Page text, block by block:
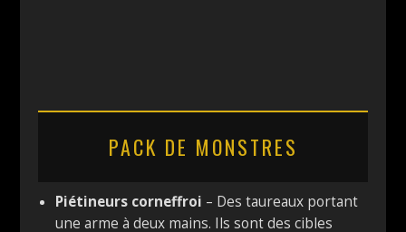
PACK DE MONSTRES
Piétineurs corneffroi – Des taureaux portant
une arme à deux mains. Ils sont des cibles